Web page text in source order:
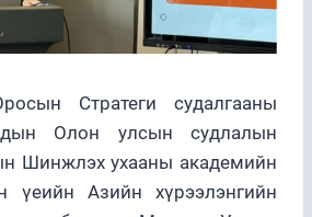
Стратеги судалгааны
Олон улсын судлалын
Шинжлэх ухааны академийн
үеийн Азийн хүрээлэнгийн